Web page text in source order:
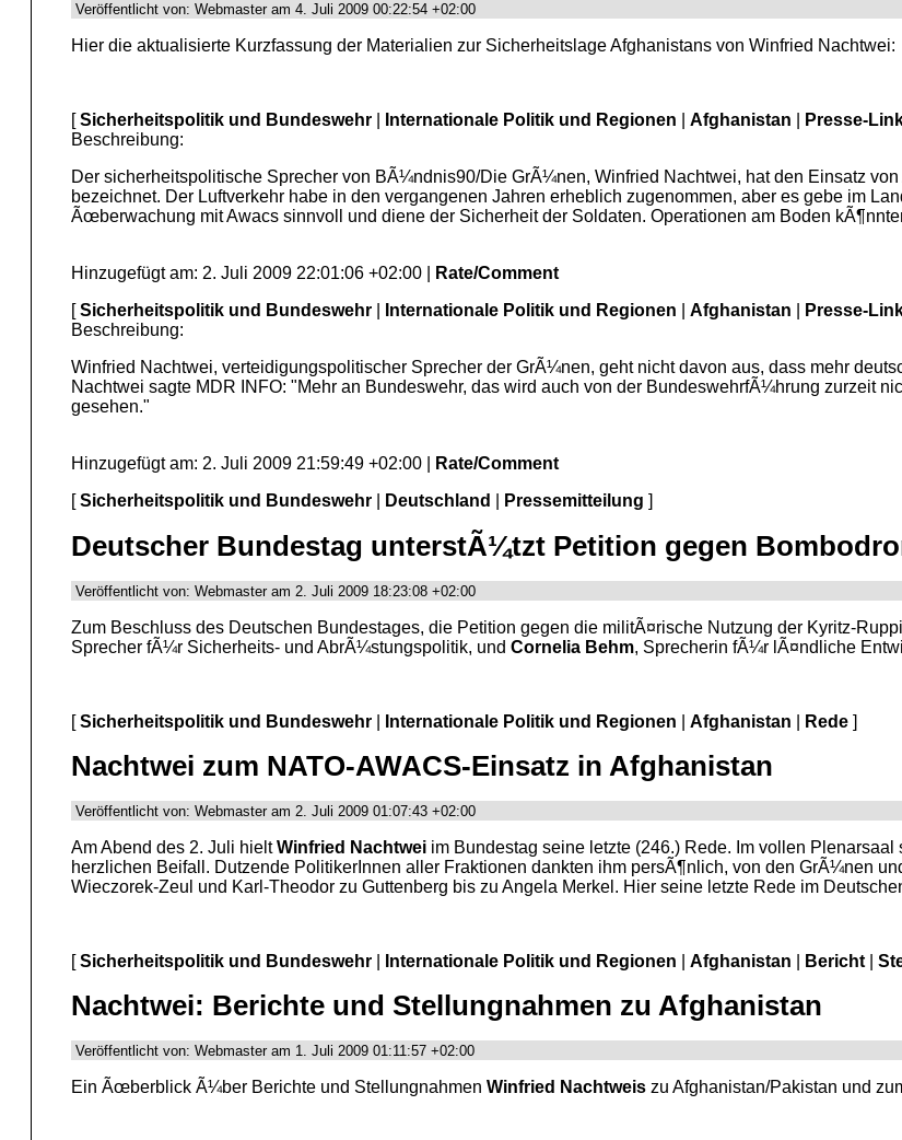
Veröffentlicht von: Webmaster am 4. Juli 2009 00:22:54 +02:00
Hier die aktualisierte Kurzfassung der Materialien zur Sicherheitslage Afghanistans von Winfried Nachtwei:
[Sicherheitspolitik und Bundeswehr Internationale Politik und Regionen Afghanistan Presse-
Beschreibung:
Der sicherheitspolitische Sprecher von BÃ¼ndnis90/Die GrÃ¼nen, Winfried Nachtwei, hat den Einsatz
bezeichnet. Der Luftverkehr habe in den vergangenen Jahren erheblich zugenommen, aber es gebe im
Ãœberwachung mit Awacs sinnvoll und diene der Sicherheit der Soldaten. Operationen am Boden
Hinzugefügt am: 2. Juli 2009 22:01:06 +02:00 |
Rate/Comment
[Sicherheitspolitik und Bundeswehr Internationale Politik und Regionen Afghanistan Presse-
Beschreibung:
Winfried Nachtwei, verteidigungspolitischer Sprecher der GrÃ¼nen, geht nicht davon aus, dass mehr
Nachtwei sagte MDR INFO: "Mehr an Bundeswehr, das wird auch von der BundeswehrfÃ¼hrung zurzeit
gesehen."
Hinzugefügt am: 2. Juli 2009 21:59:49 +02:00 |
Rate/Comment
[Sicherheitspolitik und Bundeswehr Deutschland Pressemitteilung ]
Deutscher Bundestag unterstÃ¼tzt Petition gegen
Veröffentlicht von: Webmaster am 2. Juli 2009 18:23:08 +02:00
Zum Beschluss des Deutschen Bundestages, die Petition gegen die militÃ¤rische Nutzung der Kyritz-
Sprecher fÃ¼r Sicherheits- und AbrÃ¼stungspolitik, und Cornelia Behm, Sprecherin fÃ¼r lÃ¤ndliche
[Sicherheitspolitik und Bundeswehr Internationale Politik und Regionen Afghanistan Rede ]
Nachtwei zum NATO-AWACS-Einsatz in Afghanistan
Veröffentlicht von: Webmaster am 2. Juli 2009 01:07:43 +02:00
Am Abend des 2. Juli hieltWinfried Nachtwei im Bundestag seine letzte (246.) Rede. Im vollen
herzlichen Beifall. Dutzende PolitikerInnen aller Fraktionen dankten ihm persÃ¶nlich, von den GrÃ¼nen
Wieczorek-Zeul und Karl-Theodor zu Guttenberg bis zu Angela Merkel. Hier seine letzte Rede im
[Sicherheitspolitik und Bundeswehr Internationale Politik und Regionen Afghanistan Bericht
Nachtwei: Berichte und Stellungnahmen zu Afghanistan
Veröffentlicht von: Webmaster am 1. Juli 2009 01:11:57 +02:00
Ein Ãœberblick Ã¼ber Berichte und Stellungnahmen Winfried Nachtweis zu Afghanistan/Pakistan und